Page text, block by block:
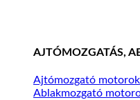
AJTÓMOZGATÁS,
Ajtómozgató motorok
Ablakmozgató